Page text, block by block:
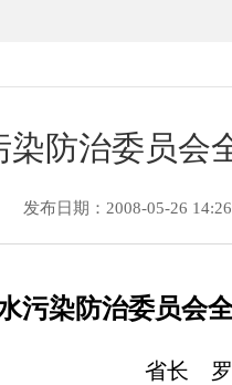
染防治委员会
发布日期：2008-05-26 14:26
污染防治委员会
省长 罗